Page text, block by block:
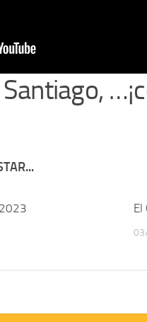
Santiago,
El